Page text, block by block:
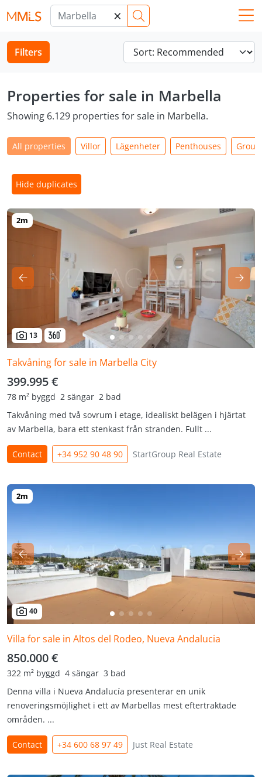
×
Filters
Properties for sale in Marbella
Showing 6.129 properties for sale in Marbella.
All properties Villor Lägenheter Penthouses
Hide duplicates
13
Takvåning for sale in Marbella City
399.995 €
78 m² byggd 2 sängar 2 bad
Takvåning med två sovrum i etage, idealiskt belägen i hjärtat
av Marbella, bara ett stenkast från stranden. Fullt ...
Contact +34 952 90 48 90 StartGroup Real Estate
40
Villa for sale in Altos del Rodeo, Nueva Andalucia
850.000 €
322 m² byggd 4 sängar 3 bad
Denna villa i Nueva Andalucía presenterar en unik
renoveringsmöjlighet i ett av Marbellas mest eftertraktade
områden. ...
Contact +34 600 68 97 49 Just Real Estate